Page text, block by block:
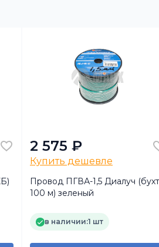
2 575 ₽
Купить дешевле
Провод ПГВА-1,5 Диалуч
100 м) зеленый
в наличии:1 шт